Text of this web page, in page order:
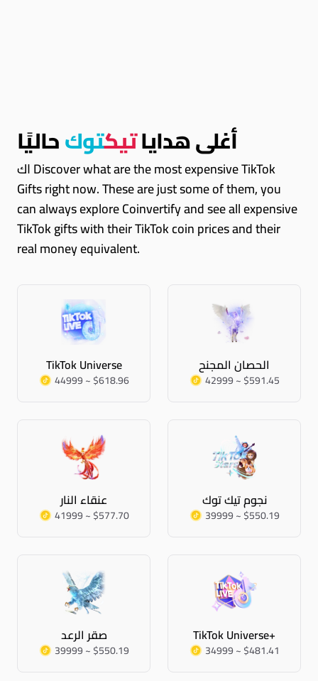
أغلى هداياتيكتوكحاليًا
اك Discover what are the most expensive TikTok
Gifts right now. These are just some of them, you
can always explore Coinvertify and see all expensive
TikTok gifts with their TikTok coin prices and their
real money equivalent.
TikTok Universe
44999 ~ $618.96
الحصان المجنح
42999 ~ $591.45
عنقاء النار
41999 ~ $577.70
نجوم تيك توك
39999 ~ $550.19
صقر الرعد
39999 ~ $550.19
TikTok Universe+
34999 ~ $481.41